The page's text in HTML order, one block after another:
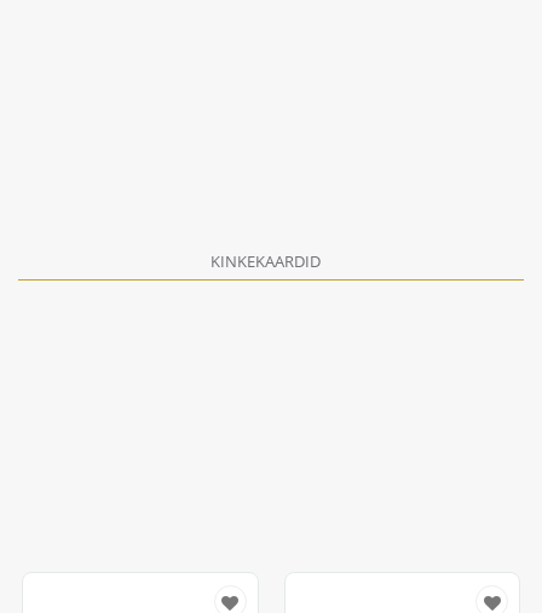
KINKEKAARDID